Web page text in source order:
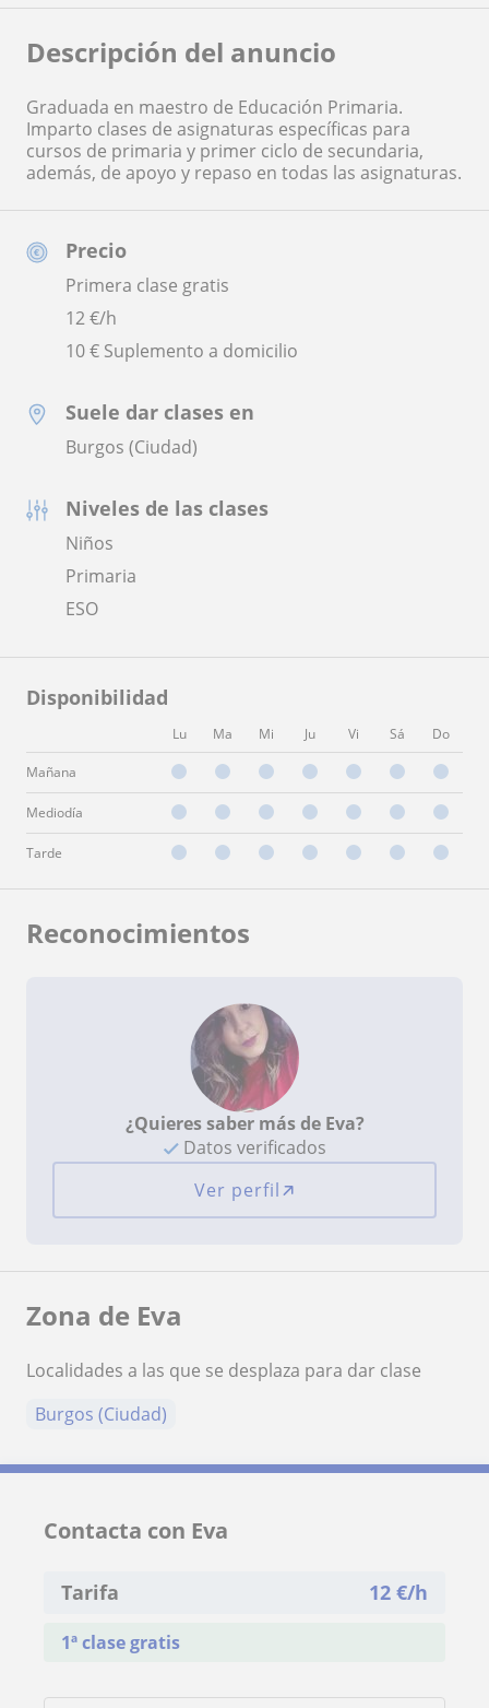
Precio
Primera clase gratis
12€/h
10 € Suplemento a domicilio
Suele dar clases en
Burgos (Ciudad)
Niveles de las clases
Niños
Primaria
ESO
Disponibilidad
Lu Ma Mi Ju Vi Sá Do
Mañana
Mediodía
Tarde
Descripción del anuncio
Graduada en maestro de Educación Primaria.
Imparto clases de asignaturas específicas para
cursos de primaria y primer ciclo de secundaria,
además, de apoyo y repaso en todas las asignaturas.
Reconocimientos
¿Quieres saber más de Eva?
Datos verificados
Ver perfil
Zona de Eva
Localidades a las que se desplaza para dar clase
Burgos (Ciudad)
Contacta con Eva
Tarifa 12 €/h
1ª clase gratis